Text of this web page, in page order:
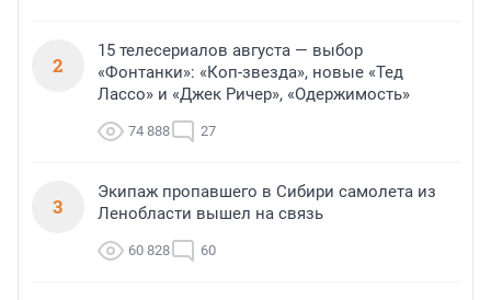
2
15 телесериалов августа — выбор
«Фонтанки»: «Коп-звезда», новые «Тед
Лассо» и «Джек Ричер», «Одержимость»
74 888 27
3
Экипаж пропавшего в Сибири самолета из
Ленобласти вышел на связь
60 828 60